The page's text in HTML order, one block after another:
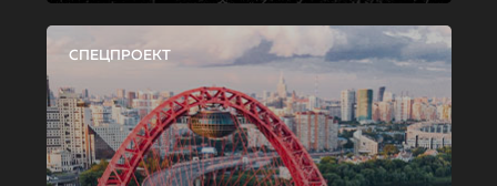
СПЕЦПРОЕКТ